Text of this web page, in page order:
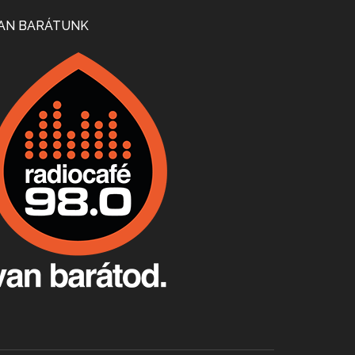
Apr 24, 2026 • 00:38:10
Villány, kékfrankos, Jackfall
Apr 17, 2026 • 00:35:38
Apr 9, 2026 • 00:37:17
BARÁTUNK